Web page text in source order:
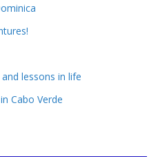
lessons in life
Cabo Verde